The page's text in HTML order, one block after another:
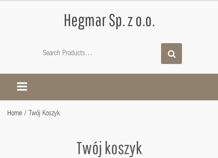
Hegmar Sp. z o.o.
Home / Twój Koszyk
Twój koszyk